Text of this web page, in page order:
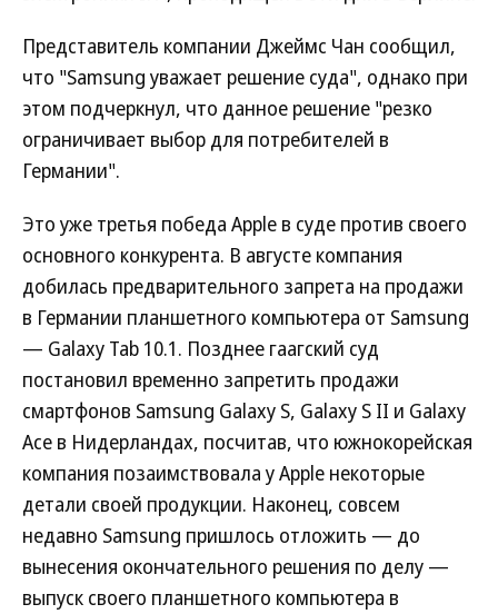
Представитель компании Джеймс Чан сообщил,
что "Samsung уважает решение суда", однако при
этом подчеркнул, что данное решение "резко
ограничивает выбор для потребителей в
Германии".
Это уже третья победа Apple в суде против своего
основного конкурента. В августе компания
добилась предварительного запрета на продажи
в Германии планшетного компьютера от Samsung
— Galaxy Tab 10.1. Позднее гаагский суд
постановил временно запретить продажи
смартфонов Samsung Galaxy S, Galaxy S II и Galaxy
Ace в Нидерландах, посчитав, что южнокорейская
компания позаимствовала у Apple некоторые
детали своей продукции. Наконец, совсем
недавно Samsung пришлось отложить — до
вынесения окончательного решения по делу —
выпуск своего планшетного компьютера в